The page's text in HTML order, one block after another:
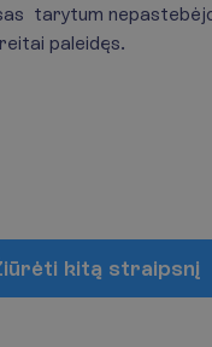
tarytum
paleidęs.
iūrėti kitą straipsnį